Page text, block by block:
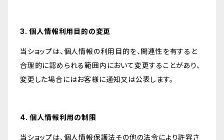
3. 個人情報利用目的の変更
当ショップは、個人情報の利用目的を、関連性を有すると
合理的に認められる範囲内において変更することがあり、
変更した場合にはお客様に通知又は公表します。
4. 個人情報利用の制限
当ショップは、個人情報保護法その他の法令により許容さ